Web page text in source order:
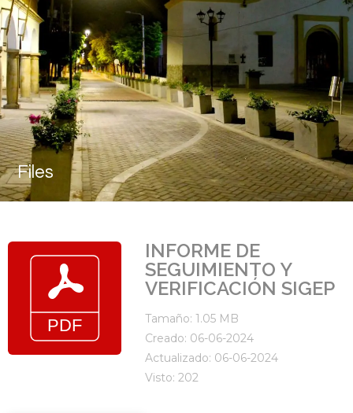
Files
INFORME DE
SEGUIMIENTO Y
VERIFICACIÓN SIGEP
Tamaño: 1.05 MB
Creado: 06-06-2024
Actualizado: 06-06-2024
Visto: 202